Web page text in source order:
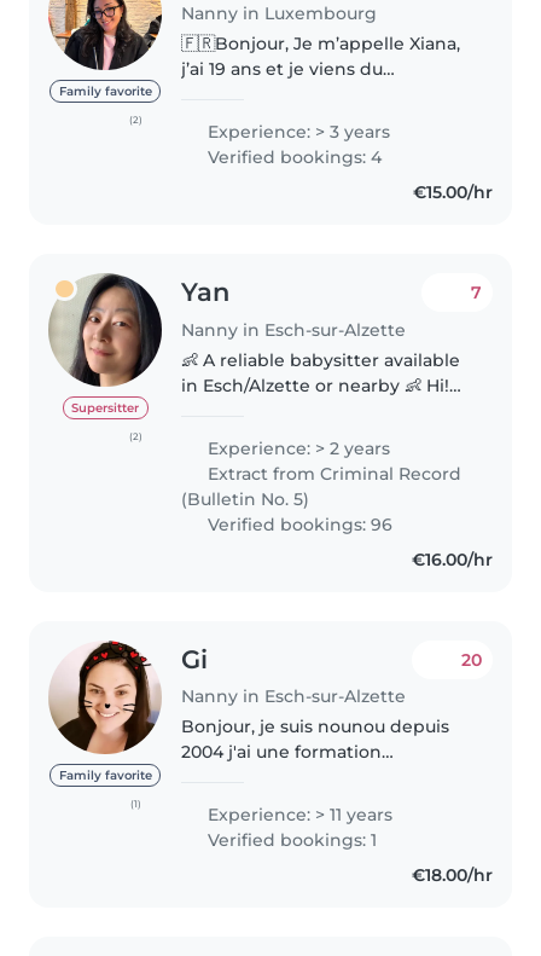
Family favorite
(2)
Nanny in Luxembourg
🇫🇷Bonjour, Je m’appelle Xiana,
j’ai 19 ans et je viens du
obtenu mon diplôme en
marketing, médias et
communication, et en ce
moment j’entame une année..
Experience: > 3 years
Verified bookings: 4
€15.00/hr
Supersitter
(2)
Yan
Nanny in Esch-sur-Alzette
7
👶 A reliable babysitter available
in Esch/Alzette or nearby 👶 Hi!
weekends. Responsible, patient,
and full of energy, I'd..
Experience: > 2 years
Extract from Criminal Record
(Bulletin No. 5)
Verified bookings: 96
€16.00/hr
Family favorite
(1)
Gi
Nanny in Esch-sur-Alzette
20
Bonjour, je suis nounou depuis
2004 j'ai une formation
références . Voilà pour les
présentations, Je suis disponible
les matins pour du babysiting..
Experience: > 11 years
Verified bookings: 1
€18.00/hr